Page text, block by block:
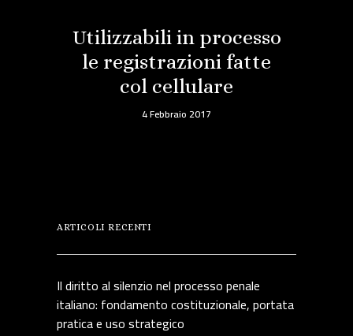
Utilizzabili in processo
le registrazioni fatte
col cellulare
4 Febbraio 2017
ARTICOLI RECENTI
Il diritto al silenzio nel processo penale
italiano: fondamento costituzionale, portata
pratica e uso strategico